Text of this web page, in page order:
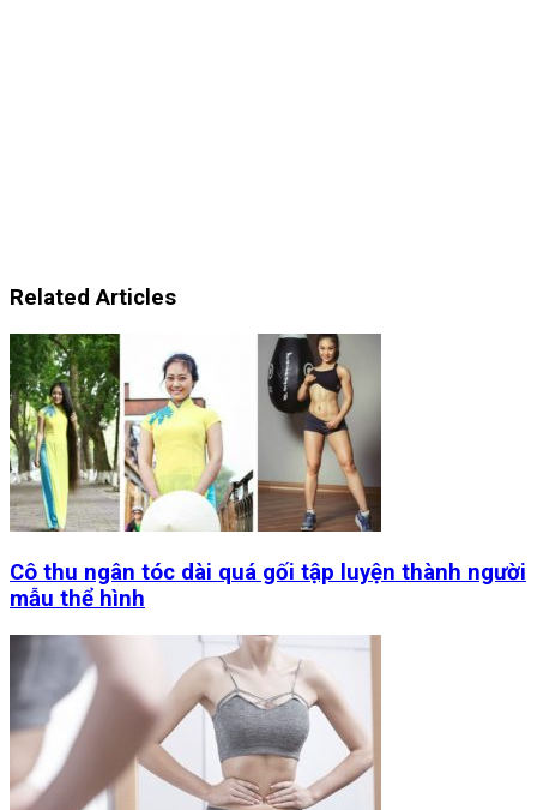
Related Articles
Cô thu ngân tóc dài quá gối tập luyện thành người
mẫu thể hình